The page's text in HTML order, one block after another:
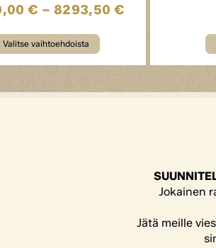
€ – 8293,50€
Valitse vaihtoehdoista
Jokainen
Jätä meille